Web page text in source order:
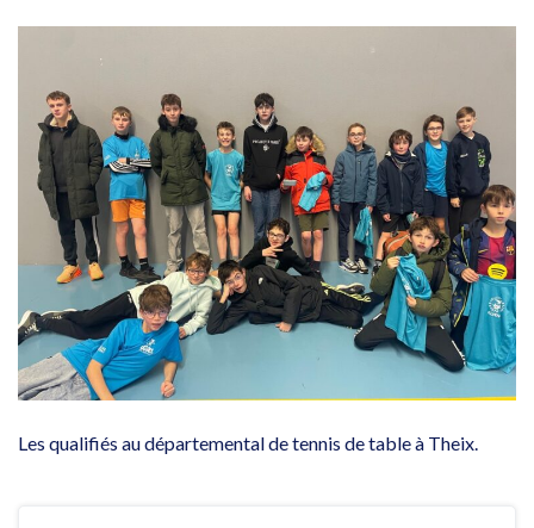
Les qualifiés au départemental de tennis de table à Theix.